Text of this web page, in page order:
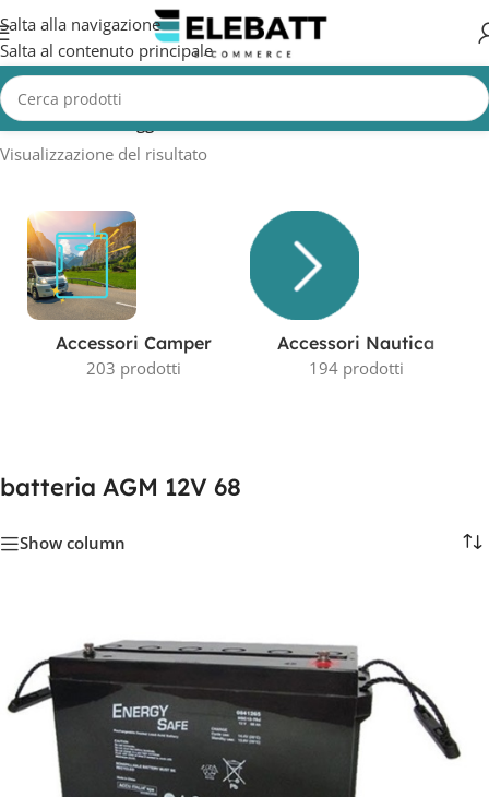
Salta alla navigazione
Salta al contenuto principale
Home/Prodotti taggati “batteria AGM 12V 68”
Visualizzazione del risultato
Accessori Camper
203 prodotti
Accessori Nautica
194 prodotti
batteria AGM 12V 68
Show column